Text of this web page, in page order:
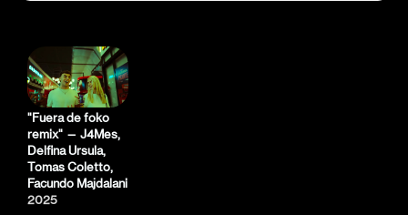
"Fuera de foko
remix" — J4Mes,
Delfina Ursula,
Tomas Coletto,
Facundo Majdalani
2025